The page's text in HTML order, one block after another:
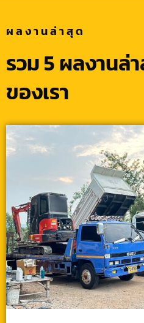
ผลงานล่าสุด
รวม 5 ผลงานล่
ของเรา